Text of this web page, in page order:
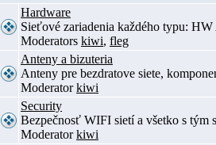
Hardware
Sieťové zariadenia každého typu:
Moderators kiwi, fleg
Anteny a bizuteria
Anteny pre bezdratove siete,
Moderatorkiwi
Security
Bezpečnosť WIFI sietí a všetko s tým
Moderatorkiwi